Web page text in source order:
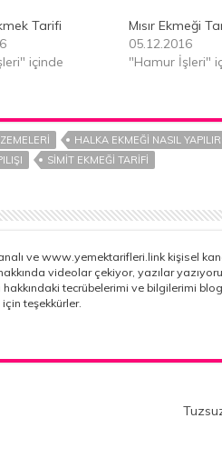
Tarifi
içinde
Mısır Ekmeği
05.12.2016
"Hamur İşleri"
HALKA EKMEĞI NASIL YAPILIR
SIMIT EKMEĞI TARIFI
ve www.yemektarifleri.link kişisel
videolar çekiyor, yazılar
hakkındaki tecrübelerimi ve bilgilerimi
teşekkürler.